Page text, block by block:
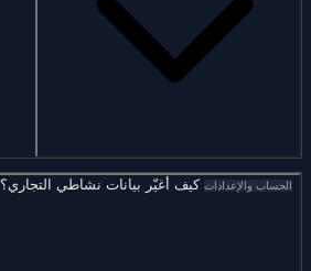
الحساب والإعدادات كيف أغيّر بيانات نشاطي التجاري؟